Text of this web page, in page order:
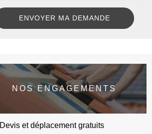
NOS ENGAGEMENTS
Devis et déplacement gratuits